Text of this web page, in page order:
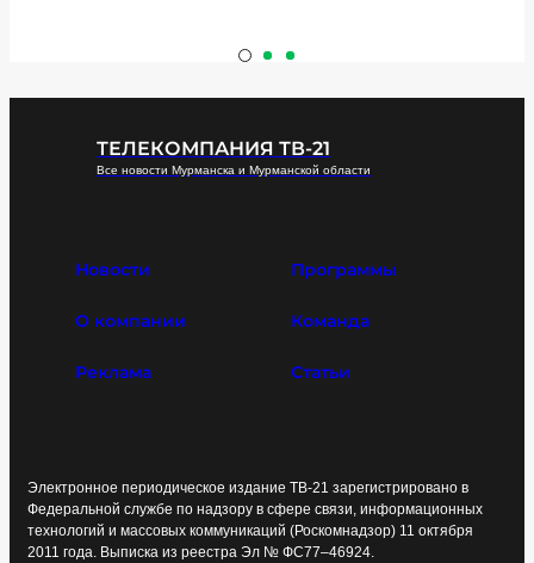
ТЕЛЕКОМПАНИЯ ТВ-21
Все новости Мурманска и Мурманской области
Новости Программы
О компании Команда
Реклама Статьи
Электронное периодическое издание ТВ-21 зарегистрировано в
Федеральной службе по надзору в сфере связи, информационных
технологий и массовых коммуникаций (Роскомнадзор) 11 октября
2011 года. Выписка из реестра Эл № ФС77–46924.